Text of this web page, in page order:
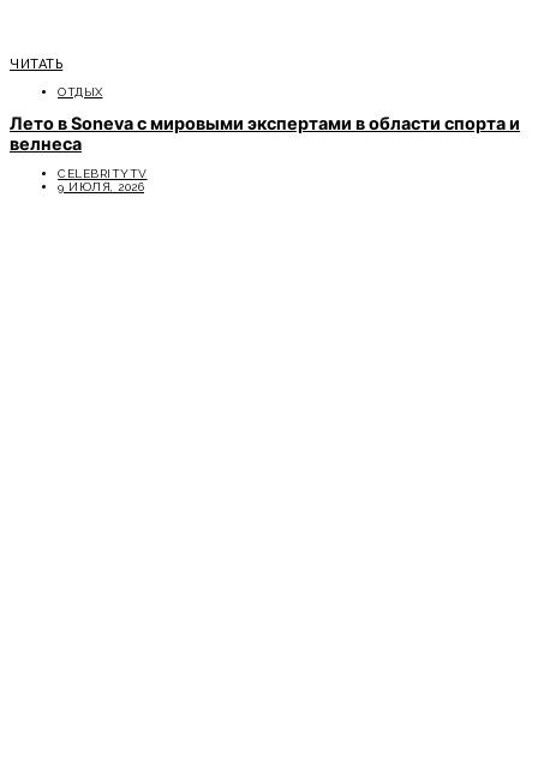
ЧИТАТЬ
ОТДЫХ
Лето в Soneva с мировыми экспертами в области спорта и
велнеса
CELEBRITYTV
9 ИЮЛЯ, 2026